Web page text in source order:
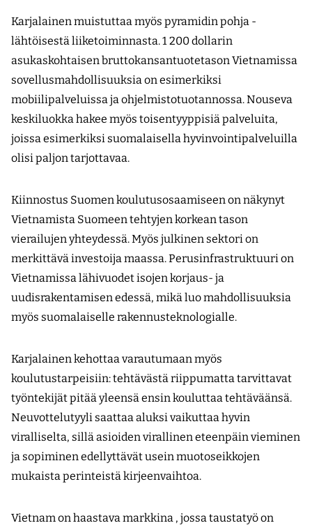
Karjalainen muistuttaa myös pyramidin pohja -
lähtöisestä liiketoiminnasta. 1 200 dollarin
asukaskohtaisen bruttokansantuotetason Vietnamissa
sovellusmahdollisuuksia on esimerkiksi
mobiilipalveluissa ja ohjelmistotuotannossa. Nouseva
keskiluokka hakee myös toisentyyppisiä palveluita,
joissa esimerkiksi suomalaisella hyvinvointipalveluilla
olisi paljon tarjottavaa.
Kiinnostus Suomen koulutusosaamiseen on näkynyt
Vietnamista Suomeen tehtyjen korkean tason
vierailujen yhteydessä. Myös julkinen sektori on
merkittävä investoija maassa. Perusinfrastruktuuri on
Vietnamissa lähivuodet isojen korjaus- ja
uudisrakentamisen edessä, mikä luo mahdollisuuksia
myös suomalaiselle rakennusteknologialle.
Karjalainen kehottaa varautumaan myös
koulutustarpeisiin: tehtävästä riippumatta tarvittavat
työntekijät pitää yleensä ensin kouluttaa tehtäväänsä.
Neuvottelutyyli saattaa aluksi vaikuttaa hyvin
viralliselta, sillä asioiden virallinen eteenpäin vieminen
ja sopiminen edellyttävät usein muotoseikkojen
mukaista perinteistä kirjeenvaihtoa.
Vietnam on haastava markkina , jossa taustatyö on